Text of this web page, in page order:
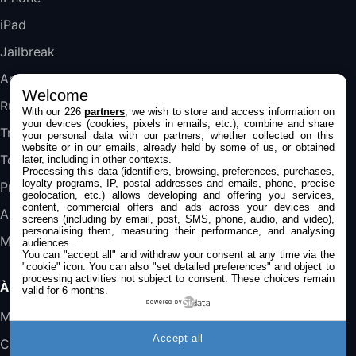
Jeu FIFA 20 sur PC (code à télécharger)
45,98€57,99€Rue Du Commerce (Vendeur Tiers)
iPad
Jailbreak
Applications
Rumeurs
Trucs & astuces
Tests
Promos
Apple
Mac
À PROPOS
Mentions légales
Confidentialité
Welcome
With our 226partners , we wish to store and access information on
your devices (cookies, pixels in emails, etc.), combine and share
your personal data with our partners, whether collected on this
website or in our emails, already held by some of us, or obtained
later, including in other contexts.
Processing this data (identifiers, browsing, preferences, purchases,
loyalty programs, IP, postal addresses and emails, phone, precise
geolocation, etc.) allows developing and offering you services,
content, commercial offers and ads across your devices and
screens (including by email, post, SMS, phone, audio, and video),
personalising them, measuring their performance, and analysing
audiences.
You can "accept all" and withdraw your consent at any time via the
"cookie" icon. You can also "set detailed preferences" and object to
processing activities not subject to consent. These choices remain
valid for 6 months.
powered by
Accept all